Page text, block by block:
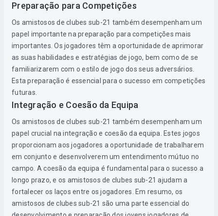
Preparação para Competições
Os amistosos de clubes sub-21 também desempenham um
papel importante na preparação para competições mais
importantes. Os jogadores têm a oportunidade de aprimorar
as suas habilidades e estratégias de jogo, bem como de se
familiarizarem com o estilo de jogo dos seus adversários.
Esta preparação é essencial para o sucesso em competições
futuras.
Integração e Coesão da Equipa
Os amistosos de clubes sub-21 também desempenham um
papel crucial na integração e coesão da equipa. Estes jogos
proporcionam aos jogadores a oportunidade de trabalharem
em conjunto e desenvolverem um entendimento mútuo no
campo. A coesão da equipa é fundamental para o sucesso a
longo prazo, e os amistosos de clubes sub-21 ajudam a
fortalecer os laços entre os jogadores. Em resumo, os
amistosos de clubes sub-21 são uma parte essencial do